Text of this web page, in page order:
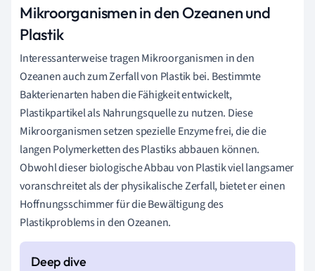
Mikroorganismen in den Ozeanen und
Plastik
Interessanterweise tragen Mikroorganismen in den
Ozeanen auch zum Zerfall von Plastik bei. Bestimmte
Bakterienarten haben die Fähigkeit entwickelt,
Plastikpartikel als Nahrungsquelle zu nutzen. Diese
Mikroorganismen setzen spezielle Enzyme frei, die die
langen Polymerketten des Plastiks abbauen können.
Obwohl dieser biologische Abbau von Plastik viel langsamer
voranschreitet als der physikalische Zerfall, bietet er einen
Hoffnungsschimmer für die Bewältigung des
Plastikproblems in den Ozeanen.